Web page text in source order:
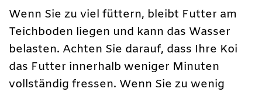
Wenn Sie zu viel füttern, bleibt Futter am
Teichboden liegen und kann das Wasser
belasten. Achten Sie darauf, dass Ihre Koi
das Futter innerhalb weniger Minuten
vollständig fressen. Wenn Sie zu wenig